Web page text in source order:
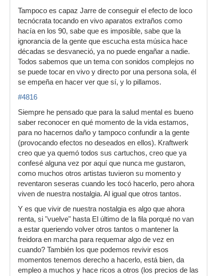
Tampoco es capaz Jarre de conseguir el efecto de loco
tecnócrata tocando en vivo aparatos extraños como
hacía en los 90, sabe que es imposible, sabe que la
ignorancia de la gente que escucha esta música hace
décadas se desvaneció, ya no puede engañar a nadie.
Todos sabemos que un tema con sonidos complejos no
se puede tocar en vivo y directo por una persona sola, él
se empeña en hacer ver que sí, y lo pillamos.
#4816
Siempre he pensado que para la salud mental es bueno
saber reconocer en qué momento de la vida estamos,
para no hacernos daño y tampoco confundir a la gente
(provocando efectos no deseados en ellos). Kraftwerk
creo que ya quemó todos sus cartuchos, creo que ya
confesé alguna vez por aquí que nunca me gustaron,
como muchos otros artistas tuvieron su momento y
reventaron seseras cuando les tocó hacerlo, pero ahora
viven de nuestra nostalgia. Al igual que otros tantos.
Y es que vivir de nuestra nostalgia es algo que ahora
renta, si "vuelve" hasta El último de la fila porqué no van
a estar queriendo volver otros tantos o mantener la
freidora en marcha para requemar algo de vez en
cuando? También los que podemos revivir esos
momentos tenemos derecho a hacerlo, está bien, da
empleo a muchos y hace ricos a otros (los precios de las